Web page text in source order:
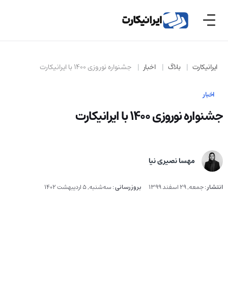
ایرانیکارت بلاگ اخبار جشنواره نوروزی ۱۴۰۰ با ایرانیکارت
اخبار
جشنواره نوروزی ۱۴۰۰ با ایرانیکارت
مهسا نصیری نیا
انتشار:جمعه, 29 اسفند 1399 بروزرسانی:سه‌شنبه, 5 اردیبهشت 1402